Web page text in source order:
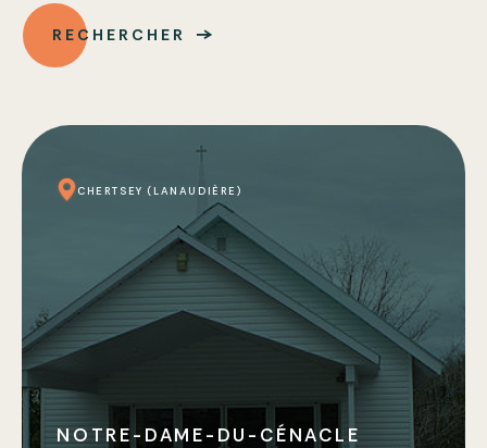
RECHERCHER
CHERTSEY (LANAUDIÈRE)
NOTRE-DAME-DU-CÉNACLE